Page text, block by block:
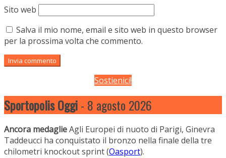
Sito web
Salva il mio nome, email e sito web in questo browser
per la prossima volta che commento.
Sostienici!
Sportopolis Oggi- 8 agosto 2026
Ancora medaglieAgli Europei di nuoto di Parigi, Ginevra
Taddeucci ha conquistato il bronzo nella finale della tre
chilometri knockout sprint (Oasport).